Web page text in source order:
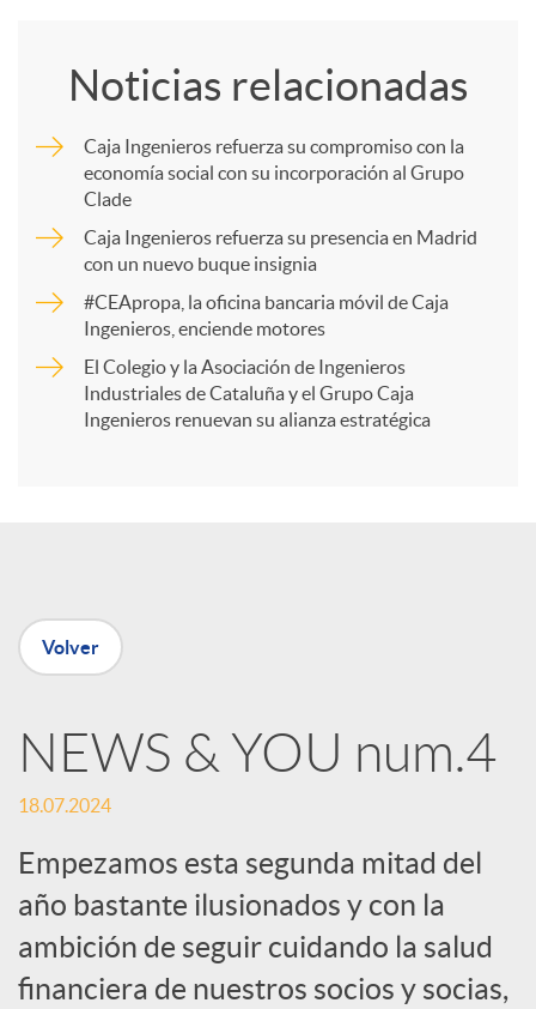
m
r
e
n
R
e
d
Noticias relacionadas
Caja Ingenieros refuerza su compromiso con la
economía social con su incorporación al Grupo
Clade
Caja Ingenieros refuerza su presencia en Madrid
con un nuevo buque insignia
#CEApropa, la oficina bancaria móvil de Caja
Ingenieros, enciende motores
El Colegio y la Asociación de Ingenieros
Industriales de Cataluña y el Grupo Caja
Ingenieros renuevan su alianza estratégica
Volver
NEWS & YOU num.4
18.07.2024
Empezamos esta segunda mitad del
año bastante ilusionados y con la
ambición de seguir cuidando la salud
financiera de nuestros socios y socias,